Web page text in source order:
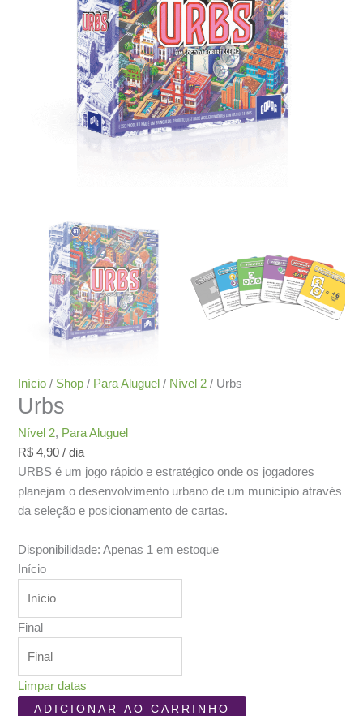
Início / Shop / Para Aluguel / Nível 2 / Urbs
Urbs
Nível 2, Para Aluguel
R$ 4,90 / dia
URBS é um jogo rápido e estratégico onde os jogadores
planejam o desenvolvimento urbano de um município através
da seleção e posicionamento de cartas.
Disponibilidade: Apenas 1 em estoque
Início
Final
Limpar datas
UrbsADICIONAR AO CARRINHO